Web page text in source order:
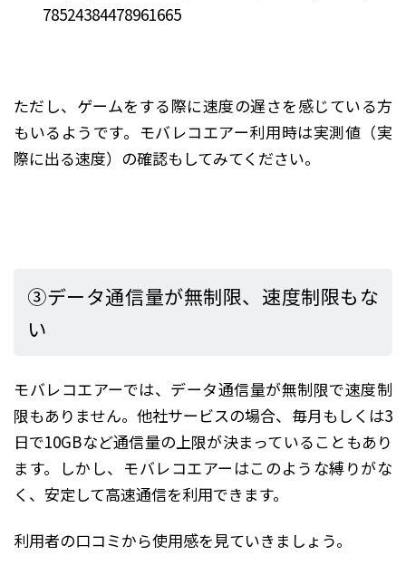
78524384478961665
ただし、ゲームをする際に速度の遅さを感じている方
もいるようです。モバレコエアー利用時は実測値（実
際に出る速度）の確認もしてみてください。
③データ通信量が無制限、速度制限もな
い
モバレコエアーでは、データ通信量が無制限で速度制
限もありません。他社サービスの場合、毎月もしくは3
日で10GBなど通信量の上限が決まっていることもあり
ます。しかし、モバレコエアーはこのような縛りがな
く、安定して高速通信を利用できます。
利用者の口コミから使用感を見ていきましょう。